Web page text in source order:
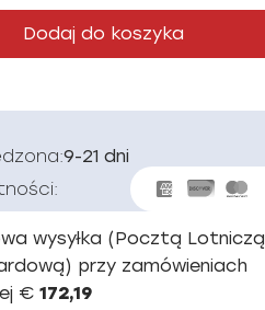
Dodaj do koszyka
9-21 dni
wysyłka (Pocztą Lotniczą
przy zamówieniach
€ 172,19